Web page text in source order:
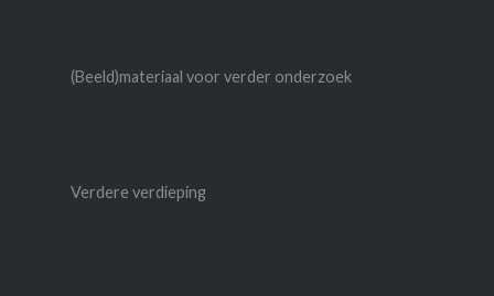
(Beeld)materiaal voor verder onderzoek
Verdere verdieping